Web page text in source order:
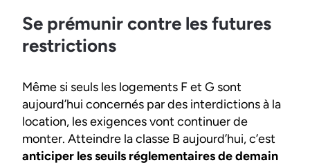
Se prémunir contre les futures
restrictions
Même si seuls les logements F et G sont
aujourd’hui concernés par des interdictions à la
location, les exigences vont continuer de
monter. Atteindre la classe B aujourd’hui, c’est
anticiper les seuils réglementaires de demain